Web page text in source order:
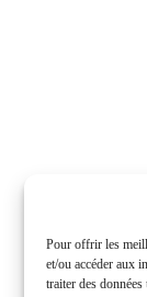
Pour offrir les
et/ou accéder aux
traiter des